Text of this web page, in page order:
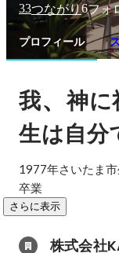
33つながり6フォ
プロフィール
我、神に
生は自分
1977年さいたま
卒業
さらに表示
株式会社